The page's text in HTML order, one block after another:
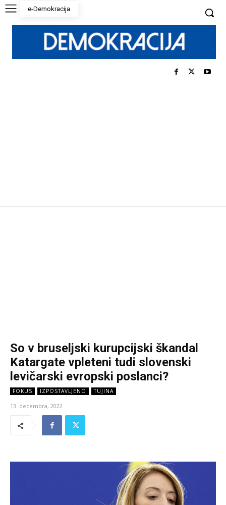
e-Demokracija
So v bruseljski kurupcijski škandal
Katargate vpleteni tudi slovenski
levičarski evropski poslanci?
FOKUS IZPOSTAVLJENO TUJINA
13. decembra, 2022